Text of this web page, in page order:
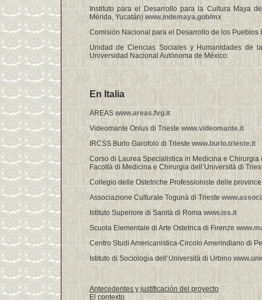
Instituto para el Desarrollo para la Cultura Maya
Mérida, Yucatán)www.indemaya.gob/mx
Comisión Nacional para el Desarrollo de los
Unidad de Ciencias Sociales y Humanidades de
Universidad Nacional Autónoma de México.
En Italia
AREAS www.areas.fvg.it
Videomante Onlus di Triestewww.videomante.it
IRCSS Burlo Garofolo di Triestewww.burlo.trieste.it
Corso di Laurea Specialistica in Medicina e Chirurgia
Facoltà di Medicina e Chirurgia dell’Università di
Collegio delle Ostetriche Professioniste delle
Associazione Culturale Togunà di Trieste
Istituto Superiore di Sanità di Roma www.iss.it
Scuola Elementale di Arte Ostetrica di Firenze
Centro Studi Americanistica-Circolo Amerindiano di
Istituto di Sociologia dell’Università di Urbino
Antecedentes y justificación del proyecto
El contexto